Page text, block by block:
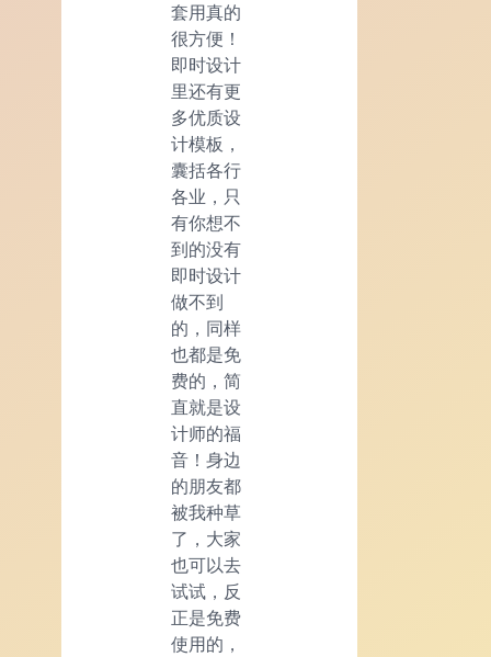
套用真的
很方便！
即时设计
里还有更
多优质设
计模板，
囊括各行
各业，只
有你想不
到的没有
即时设计
做不到
的，同样
也都是免
费的，简
直就是设
计师的福
音！身边
的朋友都
被我种草
了，大家
也可以去
试试，反
正是免费
使用的，